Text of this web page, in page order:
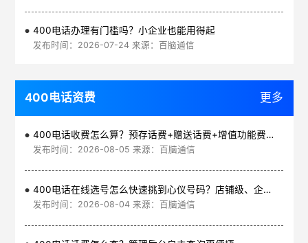
400电话办理有门槛吗？小企业也能用得起
发布时间：2026-07-24 来源：百脑通信
400电话资费 更多
400电话收费怎么算？预存话费+赠送话费+增值功能费透明实惠
发布时间：2026-08-05 来源：百脑通信
400电话在线选号怎么快速挑到心仪号码？店铺级、企业级、集团级一次看清
发布时间：2026-08-04 来源：百脑通信